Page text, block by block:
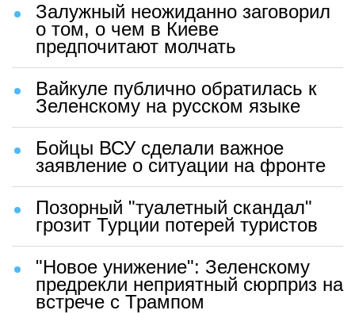
Залужный неожиданно заговорил
о том, о чем в Киеве
предпочитают молчать
Вайкуле публично обратилась к
Зеленскому на русском языке
Бойцы ВСУ сделали важное
заявление о ситуации на фронте
Позорный "туалетный скандал"
грозит Турции потерей туристов
"Новое унижение": Зеленскому
предрекли неприятный сюрприз на
встрече с Трампом